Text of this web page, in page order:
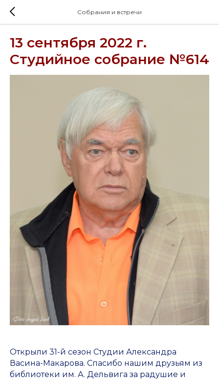
Собрания и встречи
13 сентября 2022 г.
Студийное собрание №614
Открыли 31-й сезон Студии Александра
Васина-Макарова. Спасибо нашим друзьям из
библиотеки им. А. Дельвига за радушие и